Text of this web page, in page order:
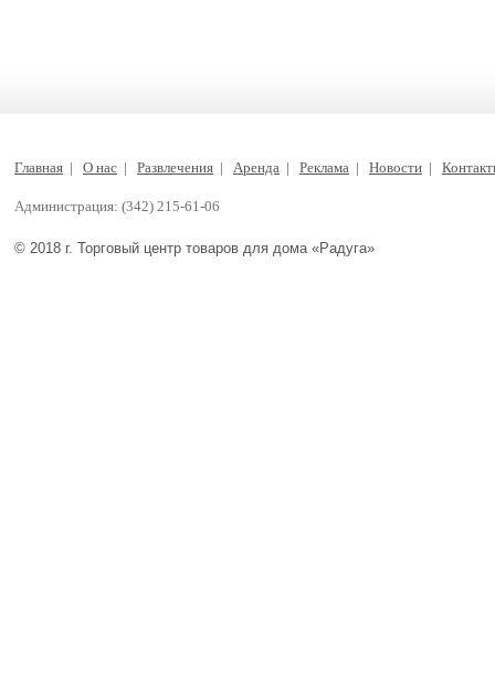
Администрация: (342) 215-61-06
© 2018 г. Торговый центр товаров для дома «Радуга»
Главная | О нас | Развлечения | Аренда | Реклама | Новости |